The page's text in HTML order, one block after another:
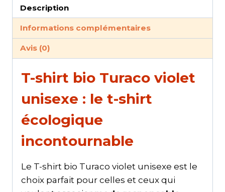
Description
Informations complémentaires
Avis (0)
T-shirt bio Turaco violet
unisexe : le t-shirt
écologique
incontournable
Le T-shirt bio Turaco violet unisexe est le
choix parfait pour celles et ceux qui